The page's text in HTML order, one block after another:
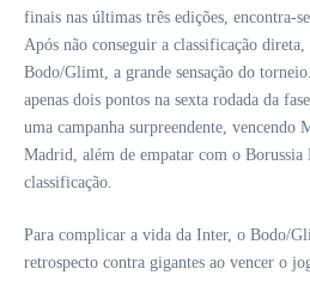
finais nas últimas três edições, encontra-
Após não conseguir a classificação
Bodo/Glimt, a grande sensação do
apenas dois pontos na sexta rodada da
uma campanha surpreendente, vencendo
Madrid, além de empatar com o
classificação.
Para complicar a vida da Inter, o Bodo/
retrospecto contra gigantes ao vencer o